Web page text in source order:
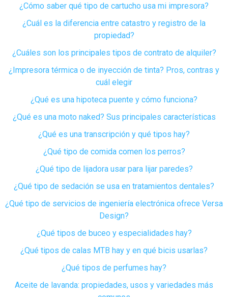
¿Cómo saber qué tipo de cartucho usa mi impresora?
¿Cuál es la diferencia entre catastro y registro de la
propiedad​?
¿Cuáles son los principales tipos de contrato de alquiler?
¿Impresora térmica o de inyección de tinta? Pros, contras y
cuál elegir
¿Qué es una hipoteca puente y cómo funciona?
¿Qué es una moto naked? Sus principales características
¿Qué es una transcripción y qué tipos hay?
¿Qué tipo de comida comen los perros?
¿Qué tipo de lijadora usar para lijar paredes?
¿Qué tipo de sedación se usa en tratamientos dentales?
¿Qué tipo de servicios de ingeniería electrónica ofrece Versa
Design?
¿Qué tipos de buceo y especialidades hay?
¿Qué tipos de calas MTB hay y en qué bicis usarlas?
¿Qué tipos de perfumes hay?
Aceite de lavanda: propiedades, usos y variedades más